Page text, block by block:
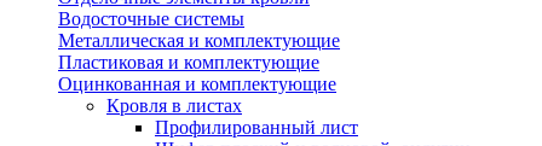
Водосточные системы
Металлическая и комплектующие
Пластиковая и комплектующие
Оцинкованная и комплектующие
Кровля в листах
Профилированный лист